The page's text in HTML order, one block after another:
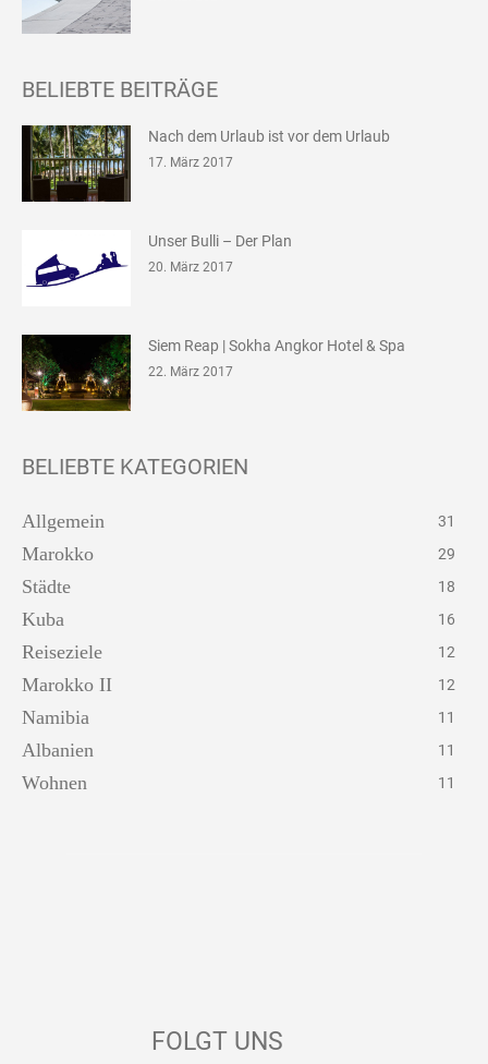
BELIEBTE BEITRÄGE
Nach dem Urlaub ist vor dem Urlaub
17. März 2017
Unser Bulli – Der Plan
20. März 2017
Siem Reap | Sokha Angkor Hotel & Spa
22. März 2017
BELIEBTE KATEGORIEN
Allgemein 31
Marokko 29
Städte 18
Kuba 16
Reiseziele 12
Marokko II 12
Namibia 11
Albanien 11
Wohnen 11
FOLGT UNS